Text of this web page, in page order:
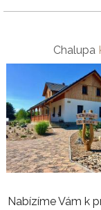
Chalupa
Nabízíme Vám k